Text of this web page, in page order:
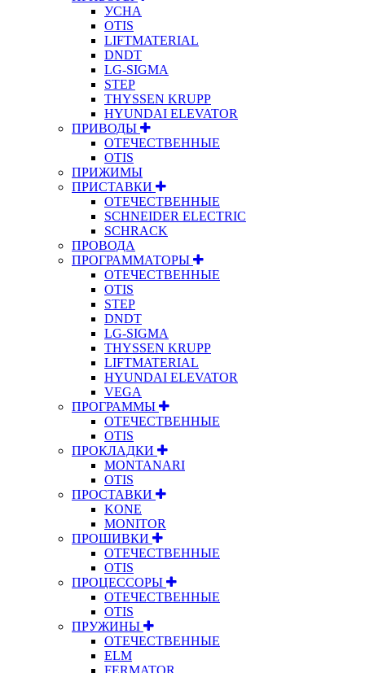
УСНА
OTIS
LIFTMATERIAL
DNDT
LG-SIGMA
STEP
THYSSEN KRUPP
HYUNDAI ELEVATOR
ПРИВОДЫ
ОТЕЧЕСТВЕННЫЕ
OTIS
ПРИЖИМЫ
ПРИСТАВКИ
ОТЕЧЕСТВЕННЫЕ
SCHNEIDER ELECTRIC
SCHRACK
ПРОВОДА
ПРОГРАММАТОРЫ
ОТЕЧЕСТВЕННЫЕ
OTIS
STEP
DNDT
LG-SIGMA
THYSSEN KRUPP
LIFTMATERIAL
HYUNDAI ELEVATOR
VEGA
ПРОГРАММЫ
ОТЕЧЕСТВЕННЫЕ
OTIS
ПРОКЛАДКИ
MONTANARI
OTIS
ПРОСТАВКИ
KONE
MONITOR
ПРОШИВКИ
ОТЕЧЕСТВЕННЫЕ
OTIS
ПРОЦЕССОРЫ
ОТЕЧЕСТВЕННЫЕ
OTIS
ПРУЖИНЫ
ОТЕЧЕСТВЕННЫЕ
ELM
FERMATOR